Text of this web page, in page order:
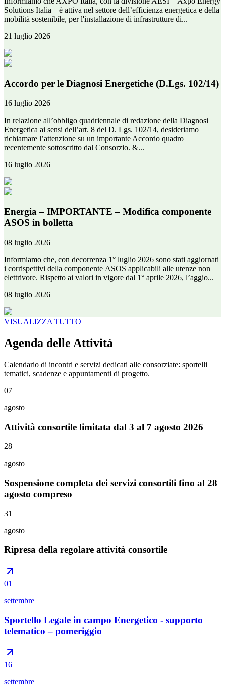
Solutions Italia – è attiva nel settore dell’efficienza energetica e della
mobilità sostenibile, per l'installazione di infrastrutture di...
21 luglio 2026
Accordo per le Diagnosi Energetiche (D.Lgs. 102/14)
16 luglio 2026
In relazione all’obbligo quadriennale di redazione della Diagnosi
Energetica ai sensi dell’art. 8 del D. Lgs. 102/14, desideriamo
richiamare l’attenzione su un importante Accordo quadro
recentemente sottoscritto dal Consorzio. &...
16 luglio 2026
Energia – IMPORTANTE – Modifica componente
ASOS in bolletta
08 luglio 2026
Informiamo che, con decorrenza 1° luglio 2026 sono stati aggiornati
i corrispettivi della componente ASOS applicabili alle utenze non
elettrivore. Rispetto ai valori in vigore dal 1° aprile 2026, l’aggio...
08 luglio 2026
VISUALIZZA TUTTO
Agenda delle Attività
Calendario di incontri e servizi dedicati alle consorziate: sportelli
tematici, scadenze e appuntamenti di progetto.
07
agosto
Attività consortile limitata dal 3 al 7 agosto 2026
28
agosto
Sospensione completa dei servizi consortili fino al 28
agosto compreso
31
agosto
Ripresa della regolare attività consortile
01
settembre
Sportello Legale in campo Energetico - supporto
telematico – pomeriggio
16
settembre